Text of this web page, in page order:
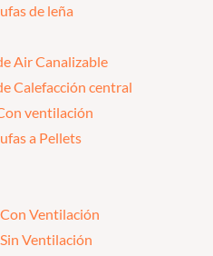
de leña
Air Canalizable
Calefacción central
ventilación
a Pellets
Ventilación
Ventilación